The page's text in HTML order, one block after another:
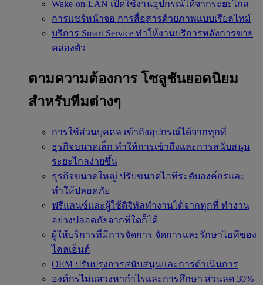
Wake-on-LAN เปิดใช้งานอุปกรณ์ได้จากระยะไกล
การแชร์หน้าจอ การสื่อสารด้วยภาพแบบเรียลไทม์
บริการ Smart Service ทำให้งานบริการหลังการขาย
คล่องตัว
ตามความต้องการ โซลูชันยอดนิยม
สำหรับทีมต่างๆ
การใช้ส่วนบุคคล เข้าถึงอุปกรณ์ได้จากทุกที่
ธุรกิจขนาดเล็ก ทำให้การเข้าถึงและการสนับสนุน
ระยะไกลง่ายขึ้น
ธุรกิจขนาดใหญ่ ปรับขนาดไอทีระดับองค์กรและ
ทำให้ปลอดภัย
ฟรีแลนซ์และผู้ใช้ดิจิทัลทำงานได้จากทุกที่ ทำงาน
อย่างปลอดภัยจากที่ใดก็ได้
ผู้ให้บริการที่มีการจัดการ จัดการและรักษาไอทีของ
ไคลเอ็นต์
OEM ปรับปรุงการสนับสนุนและการดำเนินการ
องค์กรไม่แสวงหากำไรและการศึกษา ส่วนลด 30%